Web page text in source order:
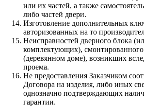
или их частей, а также
либо частей двери.
Изготовление дополнительных
авторизованных на то
Неисправностей дверного блока
комплектующих), смонтированного
(деревянном доме), возникших
проема.
Не предоставления Заказчиком
Договора на изделия, либо иных
однозначно подтверждающих
гарантии.